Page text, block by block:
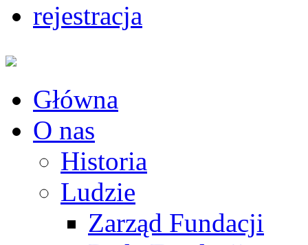
rejestracja
Główna
O nas
Historia
Ludzie
Zarząd Fundacji